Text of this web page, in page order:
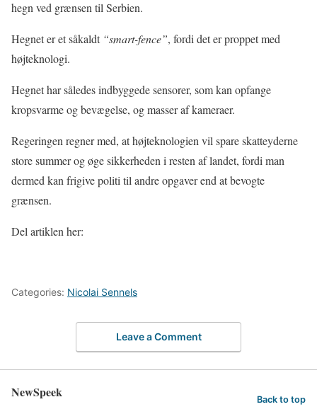
hegn ved grænsen til Serbien.
Hegnet er et såkaldt “smart-fence”, fordi det er proppet med
højteknologi.
Hegnet har således indbyggede sensorer, som kan opfange
kropsvarme og bevægelse, og masser af kameraer.
Regeringen regner med, at højteknologien vil spare skatteyderne
store summer og øge sikkerheden i resten af landet, fordi man
dermed kan frigive politi til andre opgaver end at bevogte
grænsen.
Del artiklen her:
Categories: Nicolai Sennels
Leave a Comment
NewSpeek Back to top